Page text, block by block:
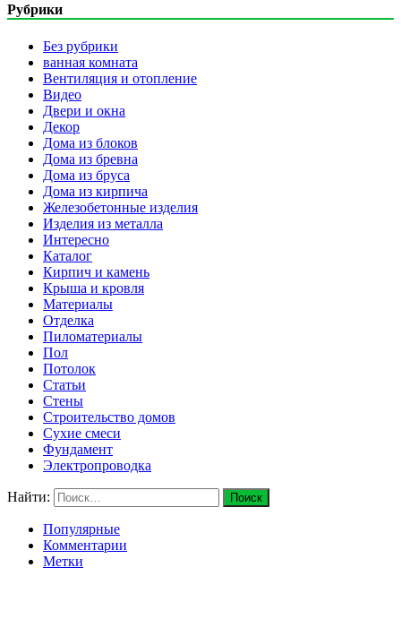
Рубрики
Без рубрики
ванная комната
Вентиляция и отопление
Видео
Двери и окна
Декор
Дома из блоков
Дома из бревна
Дома из бруса
Дома из кирпича
Железобетонные изделия
Изделия из металла
Интересно
Каталог
Кирпич и камень
Крыша и кровля
Материалы
Отделка
Пиломатериалы
Пол
Потолок
Статьи
Стены
Строительство домов
Сухие смеси
Фундамент
Электропроводка
Найти:
Популярные
Комментарии
Метки